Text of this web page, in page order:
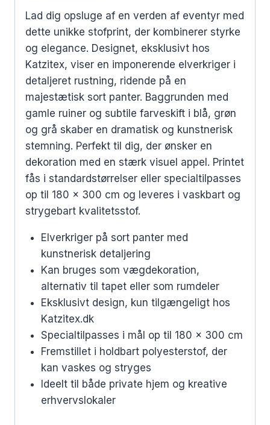
Lad dig opsluge af en verden af eventyr med
dette unikke stofprint, der kombinerer styrke
og elegance. Designet, eksklusivt hos
Katzitex, viser en imponerende elverkriger i
detaljeret rustning, ridende på en
majestætisk sort panter. Baggrunden med
gamle ruiner og subtile farveskift i blå, grøn
og grå skaber en dramatisk og kunstnerisk
stemning. Perfekt til dig, der ønsker en
dekoration med en stærk visuel appel. Printet
fås i standardstørrelser eller specialtilpasses
op til 180 x 300 cm og leveres i vaskbart og
strygebart kvalitetsstof.
Elverkriger på sort panter med
kunstnerisk detaljering
Kan bruges som vægdekoration,
alternativ til tapet eller som rumdeler
Eksklusivt design, kun tilgængeligt hos
Katzitex.dk
Specialtilpasses i mål op til 180 x 300 cm
Fremstillet i holdbart polyesterstof, der
kan vaskes og stryges
Ideelt til både private hjem og kreative
erhvervslokaler